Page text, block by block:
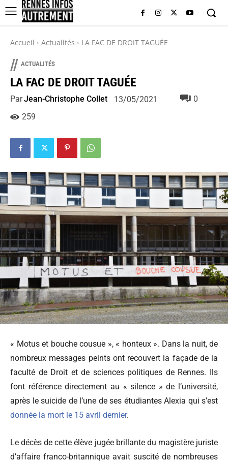
Accueil Actualités LA FAC DE DROIT TAGUÉE
// ACTUALITÉS
LA FAC DE DROIT TAGUÉE
ParJean-Christophe Collet 13/05/2021
0
259
« Motus et bouche cousue », « honteux ». Dans la nuit, de
nombreux messages peints ont recouvert la façade de la
faculté de Droit et de sciences politiques de Rennes. Ils
font référence directement au « silence » de l’université,
après le suicide de l’une de ses étudiantes Alexia qui s’est
donnée la mort le 15 avril dernier.
Le décès de cette élève jugée brillante du magistère juriste
d’affaire franco-britannique avait suscité de nombreuses